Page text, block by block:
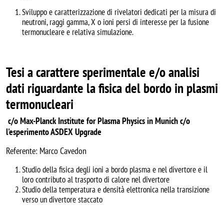
Sviluppo e caratterizzazione di rivelatori dedicati per la misura di
neutroni, raggi gamma, X o ioni persi di interesse per la fusione
termonucleare e relativa simulazione.
Tesi a carattere sperimentale e/o analisi
dati riguardante la fisica del bordo in plasmi
termonucleari
c/o Max-Planck Institute for Plasma Physics in Munich c/o
l'esperimento ASDEX Upgrade
Referente: Marco Cavedon
Studio della fisica degli ioni a bordo plasma e nel divertore e il
loro contributo al trasporto di calore nel divertore
Studio della temperatura e densità elettronica nella transizione
verso un divertore staccato